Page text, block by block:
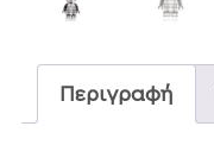
Περιγραφή